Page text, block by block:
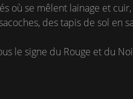
où se mêlent lainage et
des tapis de sol en
le signe du Rouge et du